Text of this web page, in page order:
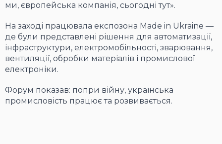
ми, європейська компанія, сьогодні тут».
На заході працювала експозона Made in Ukraine —
де були представлені рішення для автоматизації,
інфраструктури, електромобільності, зварювання,
вентиляції, обробки матеріалів і промислової
електроніки.
Форум показав: попри війну, українська
промисловість працює та розвивається.